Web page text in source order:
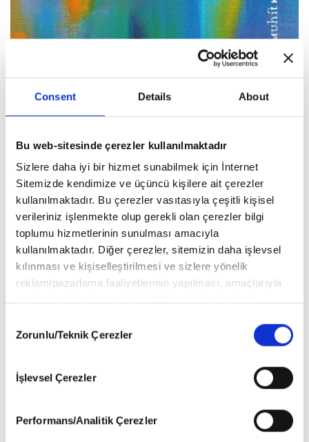
Consent Details About
Bu web-sitesinde çerezler kullanılmaktadır
Sizlere daha iyi bir hizmet sunabilmek için İnternet
Sitemizde kendimize ve üçüncü kişilere ait çerezler
kullanılmaktadır. Bu çerezler vasıtasıyla çeşitli kişisel
verileriniz işlenmekte olup gerekli olan çerezler bilgi
toplumu hizmetlerinin sunulması amacıyla
kullanılmaktadır. Diğer çerezler, sitemizin daha işlevsel
kılınması ve kişiselleştirilmesi ve sizlere yönelik
reklam/pazarlama faaliyetlerinin yapılması, amaçlarıyla
vasıtasıyla belirleyebilirsiniz. Çerezlere ilişkin detaylı bilgi
Çerez Bilgilendirme
6698 sayılı Kişisel Verilerin Korunması Kanunu uyarınca
okumak ve sitemizi ziyaretiniz kapsamında
gerçekleştirilen veri işleme faaliyetleri ile ilgili daha
Selection
Zorunlu/Teknik Çerezler
İşlevsel Çerezler
Performans/Analitik Çerezler
Ağu Tasındaki Bal
Ali Emre